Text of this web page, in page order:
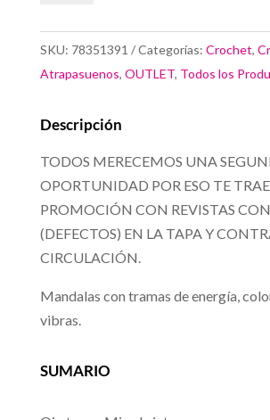
SKU: 78351391 Categorías: Crochet,
Atrapasuenos, OUTLET, Todos los
Descripción
TODOS MERECEMOS UNA
OPORTUNIDAD POR ESO TE
PROMOCIÓN CON REVISTAS
(DEFECTOS) EN LA TAPA Y
CIRCULACIÓN.
Mandalas con tramas de energía,
vibras.
SUMARIO